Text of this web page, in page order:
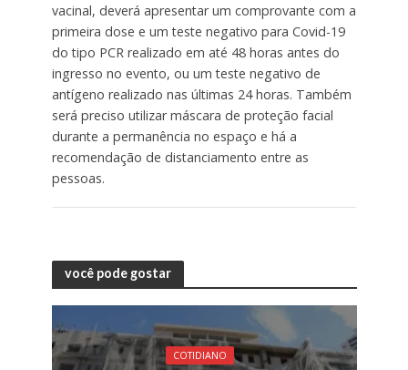
vacinal, deverá apresentar um comprovante com a
primeira dose e um teste negativo para Covid-19
do tipo PCR realizado em até 48 horas antes do
ingresso no evento, ou um teste negativo de
antígeno realizado nas últimas 24 horas. Também
será preciso utilizar máscara de proteção facial
durante a permanência no espaço e há a
recomendação de distanciamento entre as
pessoas.
você pode gostar
COTIDIANO